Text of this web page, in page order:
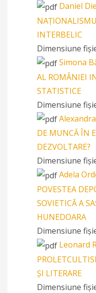
Daniel
INTERBELIC
Dimensiune
Simona
AL ROMÂNIEI
STATISTICE
Dimensiune
DE MUNCĂ ÎN
DEZVOLTARE?
Dimensiune
Adela
POVESTEA
SOVIETICĂ A SAȘILOR DIN ROMOS, JUD.
HUNEDOARA
Dimensiune
Leonard
ȘI LITERARE
Dimensiune